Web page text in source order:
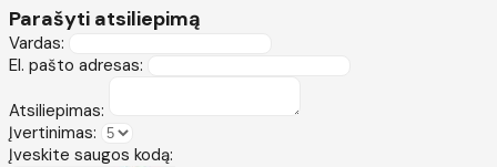
Parašyti atsiliepimą
Vardas:
El. pašto adresas:
Atsiliepimas:
Įvertinimas:
Įveskite saugos kodą: